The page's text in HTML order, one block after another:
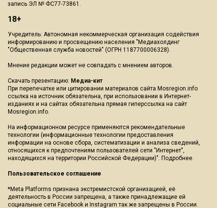
запись ЭЛ № ФС77-73861.
18+
Учредитель: Автономная некоммерческая организация содействия
информированию и просвещению населения "Медиахолдинг
"Общественная служба новостей" (ОГРН 1187700006328).
Мнение редакции может не совпадать с мнением авторов.
Скачать презентацию: Медиа-кит
При перепечатке или цитировании материалов сайта Mosregion.info
ссылка на источник обязательна, при использовании в Интернет-
изданиях и на сайтах обязательна прямая гиперссылка на сайт
Mosregion.info.
На информационном ресурсе применяются рекомендательные
технологии (информационные технологии предоставления
информации на основе сбора, систематизации и анализа сведений,
относящихся к предпочтениям пользователей сети "Интернет",
находящихся на территории Российской Федерации)". Подробнее.
Пользовательское соглашение
*Meta Platforms признана экстремистской организацией, её
деятельность в России запрещена, а также принадлежащие ей
социальные сети Facebook и Instagram так же запрещены в России.